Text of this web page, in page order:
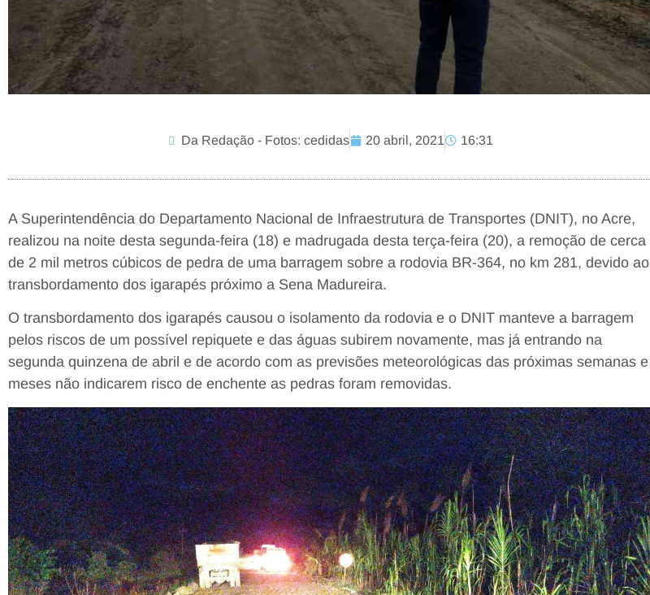
Da Redação - Fotos: cedidas 20 abril, 2021 16:31
A Superintendência do Departamento Nacional de Infraestrutura de Transportes (DNIT), no Acre,
realizou na noite desta segunda-feira (18) e madrugada desta terça-feira (20), a remoção de cerca
de 2 mil metros cúbicos de pedra de uma barragem sobre a rodovia BR-364, no km 281, devido ao
transbordamento dos igarapés próximo a Sena Madureira.
O transbordamento dos igarapés causou o isolamento da rodovia e o DNIT manteve a barragem
pelos riscos de um possível repiquete e das águas subirem novamente, mas já entrando na
segunda quinzena de abril e de acordo com as previsões meteorológicas das próximas semanas e
meses não indicarem risco de enchente as pedras foram removidas.